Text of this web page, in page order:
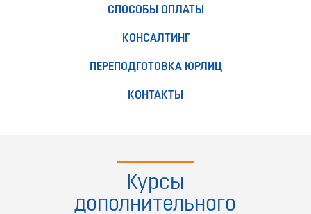
СПОСОБЫ ОПЛАТЫ
КОНСАЛТИНГ
ПЕРЕПОДГОТОВКА ЮРЛИЦ
КОНТАКТЫ
Курсы
дополнительного